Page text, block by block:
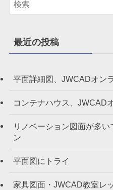
最近の投稿
平面詳細図、JWCADオン
コンテナハウス、JWCAD
リノベーション図面が多
ン
平面図にトライ
家具図面・JWCAD教室レ